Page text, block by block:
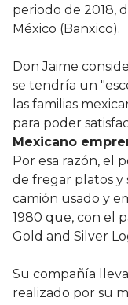
periodo de 2018,
México (Banxico).
Don Jaime
se tendría un
las familias
para poder
Mexicano
Por esa razón, el
de fregar platos y
camión usado y
1980 que, con el
Gold and Silver
Su compañía
realizado por su